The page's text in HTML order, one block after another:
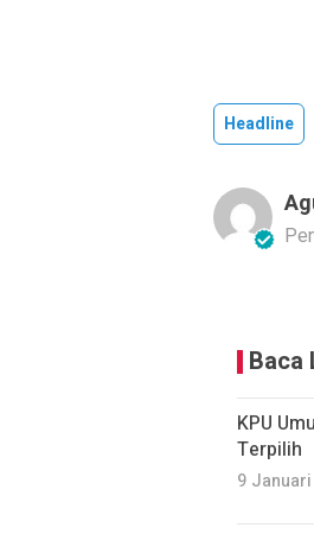
Headline
Baca
KPU
Terpilih
9 Januari